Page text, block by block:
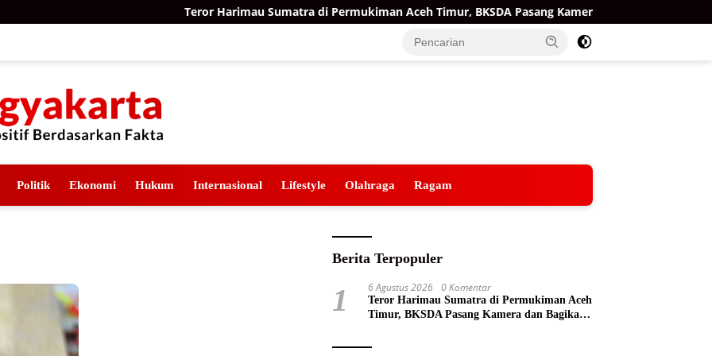
Teror Harimau Sumatra di Permukiman Aceh Timur, BKSDA Pasang Kamera dan Bagikan Mercon
Politik Ekonomi Hukum Internasional Lifestyle Olahraga Ragam
Berita Terpopuler
1 6 Agustus 2026 0 Komentar
Teror Harimau Sumatra di Permukiman Aceh
Timur, BKSDA Pasang Kamera dan Bagikan